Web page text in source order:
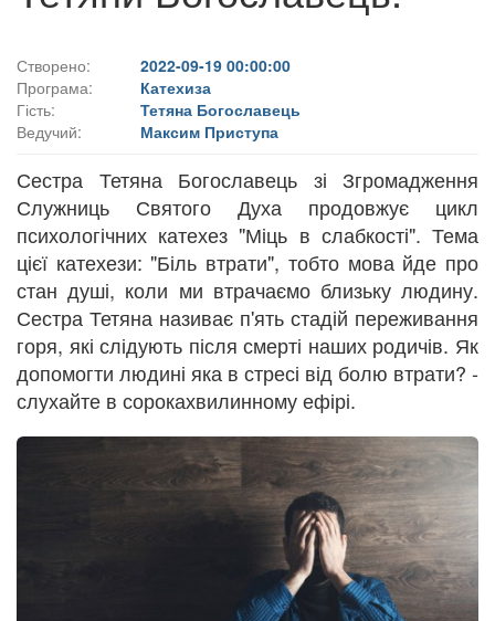
Створено:
2022-09-19 00:00:00
Програма:
Катехиза
Гість:
Тетяна Богославець
Ведучий:
Максим Приступа
Сестра Тетяна Богославець зі Згромадження
Служниць Святого Духа продовжує цикл
психологічних катехез "Міць в слабкості". Тема
цієї катехези: "Біль втрати", тобто мова йде про
стан душі, коли ми втрачаємо близьку людину.
Сестра Тетяна називає п'ять стадій переживання
горя, які слідують після смерті наших родичів. Як
допомогти людині яка в стресі від болю втрати? -
слухайте в сорокахвилинному ефірі.